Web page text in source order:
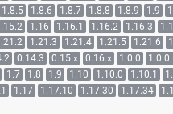
1.8.5 1.8.6 1.8.7 1.8.8 1.8.9 1.9
1.16 1.16.1 1.16.2 1.16.3
1.21.3 1.21.4 1.21.5 1.21.6
0.14.3 0.15.x 0.16.x 1.0.0
1.7 1.8 1.9 1.10 1.10.0 1.10.1
1.17 1.17.10 1.17.30 1.17.34